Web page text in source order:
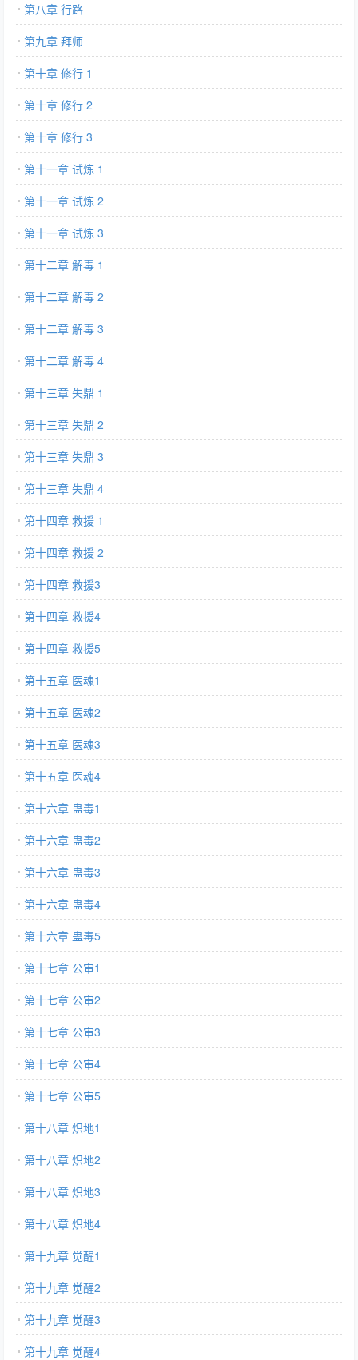
第八章 行路
第九章 拜师
第十章 修行 1
第十章 修行 2
第十章 修行 3
第十一章 试炼 1
第十一章 试炼 2
第十一章 试炼 3
第十二章 解毒 1
第十二章 解毒 2
第十二章 解毒 3
第十二章 解毒 4
第十三章 失鼎 1
第十三章 失鼎 2
第十三章 失鼎 3
第十三章 失鼎 4
第十四章 救援 1
第十四章 救援 2
第十四章 救援3
第十四章 救援4
第十四章 救援5
第十五章 医魂1
第十五章 医魂2
第十五章 医魂3
第十五章 医魂4
第十六章 蛊毒1
第十六章 蛊毒2
第十六章 蛊毒3
第十六章 蛊毒4
第十六章 蛊毒5
第十七章 公审1
第十七章 公审2
第十七章 公审3
第十七章 公审4
第十七章 公审5
第十八章 炽地1
第十八章 炽地2
第十八章 炽地3
第十八章 炽地4
第十九章 觉醒1
第十九章 觉醒2
第十九章 觉醒3
第十九章 觉醒4